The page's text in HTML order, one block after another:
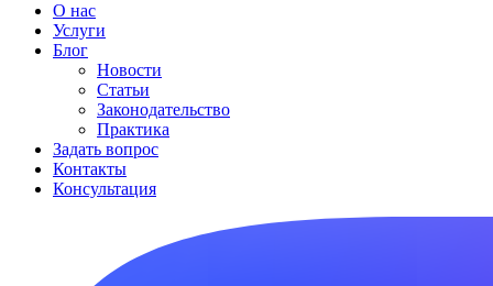
О нас
Услуги
Блог
Новости
Статьи
Законодательство
Практика
Задать вопрос
Контакты
Консультация